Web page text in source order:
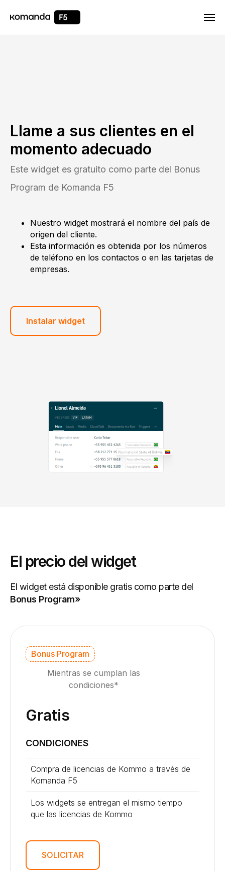
Html code will be here
Llame a sus clientes en el
momento adecuado
Este widget es gratuito como parte del Bonus
Program de Komanda F5
Nuestro widget mostrará el nombre del país de
origen del cliente.
Esta información es obtenida por los números
de teléfono en los contactos o en las tarjetas de
empresas.
Instalar widget
El precio del widget
El widget está disponible gratis como parte del
Bonus Program»
Bonus Program
Mientras se cumplan las
condiciones*
Gratis
CONDICIONES
Compra de licencias de Kommo a través de
Komanda F5
Los widgets se entregan el mismo tiempo
que las licencias de Kommo
SOLICITAR